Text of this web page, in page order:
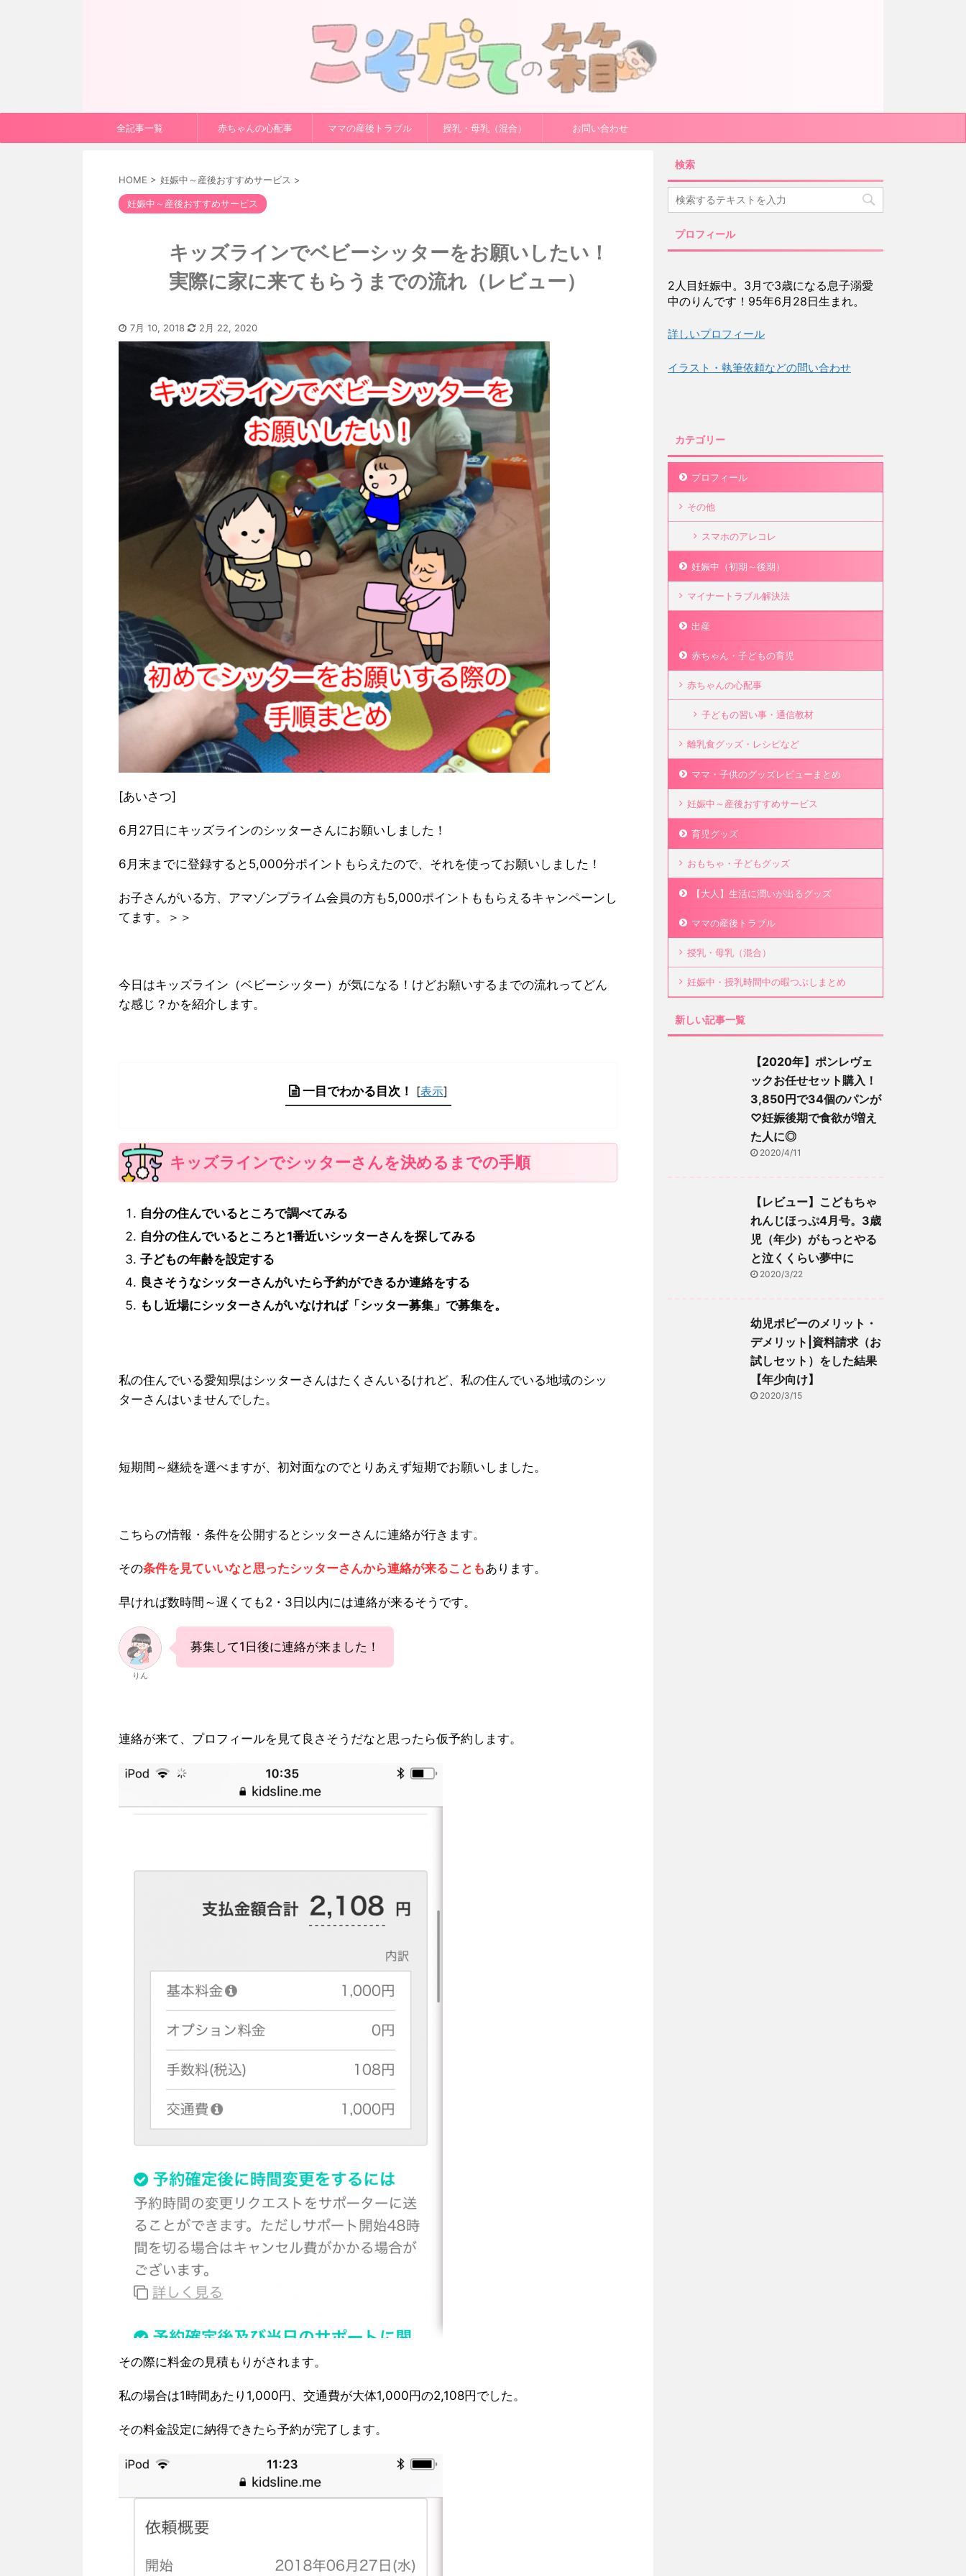
全記事一覧 赤ちゃんの心配事 ママの産後トラブル 授乳・母乳（混合） お問い合わせ
HOME > 妊娠中～産後おすすめサービス >
妊娠中～産後おすすめサービス
キッズラインでベビーシッターをお願いしたい！
実際に家に来てもらうまでの流れ（レビュー）
7月 10, 2018 2月 22, 2020
[あいさつ]
6月27日にキッズラインのシッターさんにお願いしました！
6月末までに登録すると5,000分ポイントもらえたので、それを使ってお願いしました！
お子さんがいる方、アマゾンプライム会員の方も5,000ポイントももらえるキャンペーンし
てます。＞＞
今日はキッズライン（ベビーシッター）が気になる！けどお願いするまでの流れってどん
な感じ？かを紹介します。
一目でわかる目次！ [表示]
キッズラインでシッターさんを決めるまでの手順
自分の住んでいるところで調べてみる
自分の住んでいるところと1番近いシッターさんを探してみる
子どもの年齢を設定する
良さそうなシッターさんがいたら予約ができるか連絡をする
もし近場にシッターさんがいなければ「シッター募集」で募集を。
私の住んでいる愛知県はシッターさんはたくさんいるけれど、私の住んでいる地域のシッ
ターさんはいませんでした。
短期間～継続を選べますが、初対面なのでとりあえず短期でお願いしました。
こちらの情報・条件を公開するとシッターさんに連絡が行きます。
その条件を見ていいなと思ったシッターさんから連絡が来ることもあります。
早ければ数時間～遅くても2・3日以内には連絡が来るそうです。
りん
募集して1日後に連絡が来ました！
連絡が来て、プロフィールを見て良さそうだなと思ったら仮予約します。
その際に料金の見積もりがされます。
私の場合は1時間あたり1,000円、交通費が大体1,000円の2,108円でした。
その料金設定に納得できたら予約が完了します。
検索
プロフィール
2人目妊娠中。3月で3歳になる息子溺愛
中のりんです！95年6月28日生まれ。
詳しいプロフィール
イラスト・執筆依頼などの問い合わせ
カテゴリー
プロフィール
その他
スマホのアレコレ
妊娠中（初期～後期）
マイナートラブル解決法
出産
赤ちゃん・子どもの育児
赤ちゃんの心配事
子どもの習い事・通信教材
離乳食グッズ・レシピなど
ママ・子供のグッズレビューまとめ
妊娠中～産後おすすめサービス
育児グッズ
おもちゃ・子どもグッズ
【大人】生活に潤いが出るグッズ
ママの産後トラブル
授乳・母乳（混合）
妊娠中・授乳時間中の暇つぶしまとめ
新しい記事一覧
【2020年】ポンレヴェ
ックお任せセット購入！
3,850円で34個のパンが
♡妊娠後期で食欲が増え
た人に◎
2020/4/11
【レビュー】こどもちゃ
れんじほっぷ4月号。3歳
児（年少）がもっとやる
と泣くくらい夢中に
2020/3/22
幼児ポピーのメリット・
デメリット|資料請求（お
試しセット）をした結果
【年少向け】
2020/3/15